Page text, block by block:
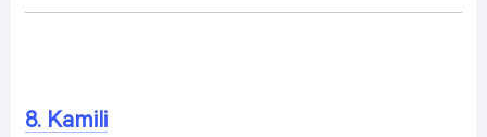
8. Kamili